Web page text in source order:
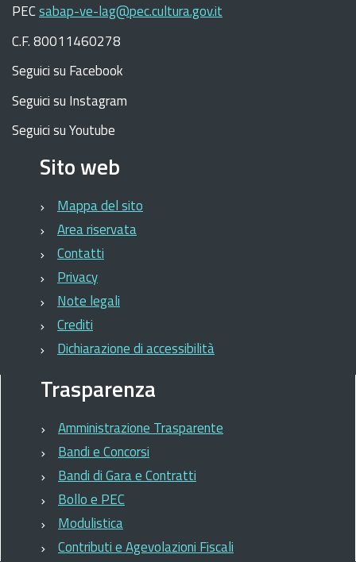
PECsabap-ve-lag@pec.cultura.gov.it
C.F. 80011460278
Seguici su Facebook
Seguici su Instagram
Seguici su Youtube
Sito web
Mappa del sito
Area riservata
Contatti
Privacy
Note legali
Crediti
Dichiarazione di accessibilità
Trasparenza
Amministrazione Trasparente
Bandi e Concorsi
Bandi di Gara e Contratti
Bollo e PEC
Modulistica
Contributi e Agevolazioni Fiscali